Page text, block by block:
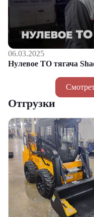
06.03.2025
Нулевое ТО тягача
Отгрузки